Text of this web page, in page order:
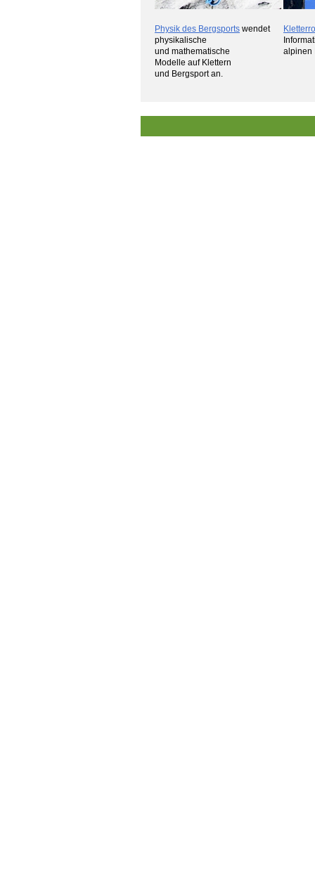
Physik des Bergsports wendet
physikalische
und mathematische
Modelle auf Klettern
und Bergsport an.
alpinen